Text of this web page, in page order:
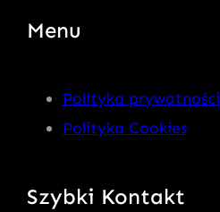
Menu
Polityka prywatności
Polityka Cookies
Szybki Kontakt